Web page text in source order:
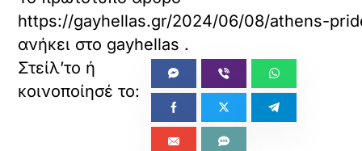
https://gayhellas.gr/2024/06/08/athens-
ανήκει στο gayhellas .